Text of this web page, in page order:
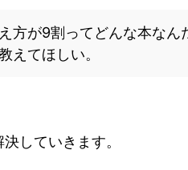
方が9割ってどんな本なん
えてほしい。
していきます。